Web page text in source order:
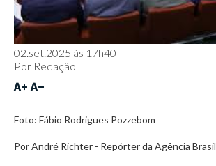
02.set.2025 às 17h40
Por Redação
Foto: Fábio Rodrigues Pozzebom
Por André Richter - Repórter da Agência Brasil